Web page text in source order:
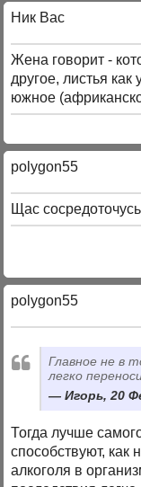
Ник Вас
Жена говорит -
другое, листья как
южное
polygon55
Щас
polygon55
Главное не в
легко
Игорь, 20
Тогда лучше
способствуют,
алкоголя в